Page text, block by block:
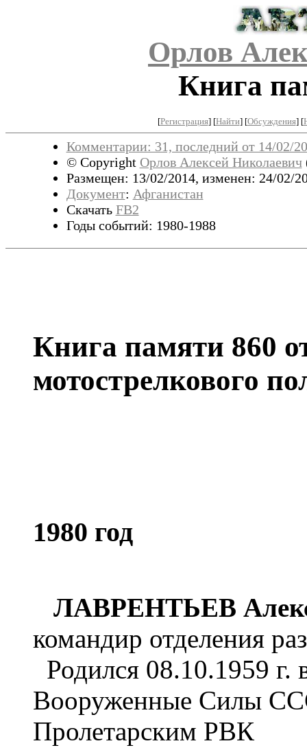
Орлов
Книга
[Регистрация] [Найти] [Обсуждения] [
Комментарии: 31, последний от 14/02/
© Copyright Орлов Алексей Николаевич
Размещен: 13/02/2014, изменен: 24/02/
Документ: Афганистан
Скачать FB2
Годы событий: 1980-1988
Книга памяти 860
мотострелкового
1980 год
ЛАВРЕНТЬЕВ
командир отделения
Родился 08.10.1959
Вооруженные Силы
Пролетарским РВК